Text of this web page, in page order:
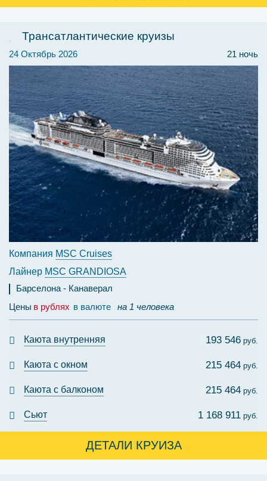
Трансатлантические круизы
21 ночь
24 Октябрь 2026
Компания MSC Cruises
Лайнер MSC GRANDIOSA
Барселона
Канаверал
Цены в рублях в валюте на 1 человека
Каюта внутренняя 193 546 руб.
Каюта с окном 215 464 руб.
Каюта с балконом 215 464 руб.
Сьют 1 168 911 руб.
ДЕТАЛИ КРУИЗА